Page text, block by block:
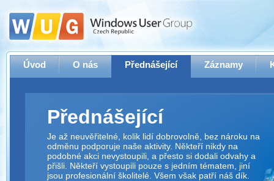
Úvod O nás Přednášející Záznamy
Přednášející
Je až neuvěřitelné, kolik lidí dobrovolně, bez nároku na
odměnu podporuje naše aktivity. Někteří nikdy na
podobné akci nevystoupili, a přesto si dodali odvahy a
přišli. Někteří vystoupili pouze s jedním tématem, jiní
jsou profesionální školitelé. Všem však patří náš dík.